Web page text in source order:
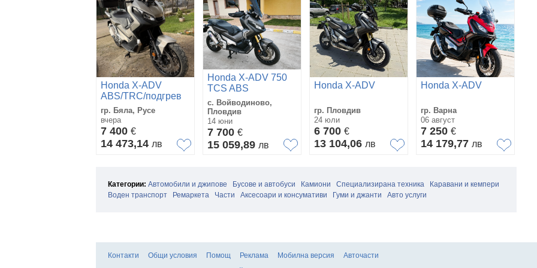
Honda X-ADV
ABS/TRC/подгрев
гр. Бяла, Русе
вчера
7 400 €
14 473,14 лв
Honda X-ADV 750
TCS ABS
с. Войводиново,
Пловдив
14 юни
7 700 €
15 059,89 лв
Honda X-ADV
гр. Пловдив
24 юли
6 700 €
13 104,06 лв
Honda X-ADV
гр. Варна
06 август
7 250 €
14 179,77 лв
Категории: Автомобили и джипове Бусове и автобуси Камиони Специализирана техника
Каравани и кемпери
Воден транспорт
Ремаркета Части Аксесоари и консумативи Гуми и джанти Авто услуги
Контакти Общи условия Помощ Реклама Мобилна версия
Авточасти